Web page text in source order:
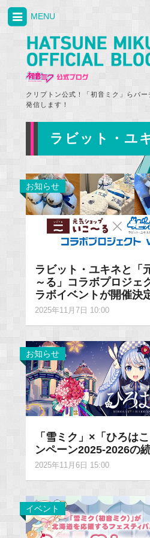
クリプトン公式！「初音ミク」らバ
発信します！
MENU
ラビット・ユ
お知らせ
ラビット・ユキネと「
～る」コラボプロジェ
ラボイベントが開催決
2025年11月7日 10:00
お知らせ
「雪ミク」×「ひろは
ンペーン2025-2026の
2025年11月6日 15:00
イベント